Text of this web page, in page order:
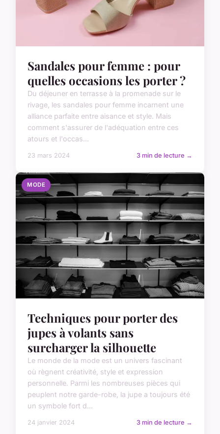
Sandales pour femme : pour
quelles occasions les porter ?
Du déjeuner en terrasse à la promenade sur le
rivage, les sandales pour femme incarnent une
alliance parfaite entre aisance et style. Mais
comment s'assurer de l'adéquation entre ces
atours et l'occas...
23 mars 2024 3 min de lecture →
MODE
Techniques pour porter des
jupes à volants sans
surcharger la silhouette
Le monde de la mode est un univers fascinant
où règnent créativité, style et expression
personnelle. Parmi les nombreuses pièces qui
peuplent notre garde-robe, la jupe a toujours été
un symbole fort d...
24 janvier 2024 3 min de lecture →